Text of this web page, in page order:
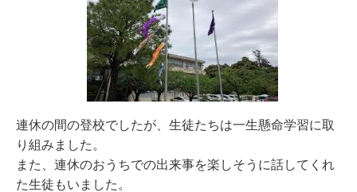
連休の間の登校でしたが、生徒たちは一生懸命学習に取
り組みました。
また、連休のおうちでの出来事を楽しそうに話してくれ
た生徒もいました。